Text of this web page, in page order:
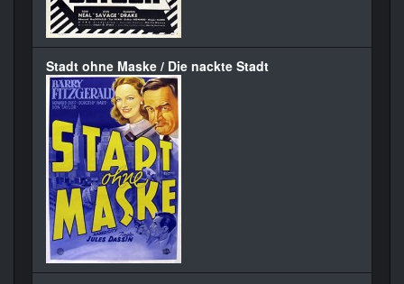
Stadt ohne Maske / Die nackte Stadt